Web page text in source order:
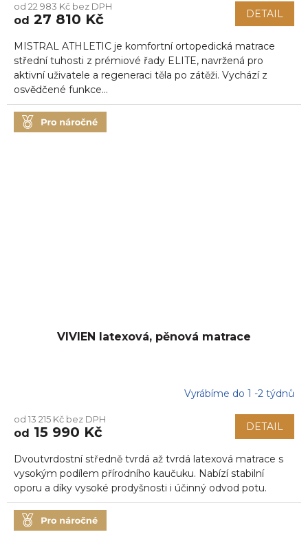
od 22 983 Kč bez DPH
od 27 810 Kč DETAIL
MISTRAL ATHLETIC je komfortní ortopedická matrace
střední tuhosti z prémiové řady ELITE, navržená pro
aktivní uživatele a regeneraci těla po zátěži. Vychází z
osvědčené funkce...
VIVIEN latexová, pěnová matrace
produktu
je
z
5
hvězdiček.
Vyrábíme do 1 -2 týdnů
od 13 215 Kč bez DPH
od 15 990 Kč DETAIL
Dvoutvrdostní středně tvrdá až tvrdá latexová matrace s
vysokým podílem přírodního kaučuku. Nabízí stabilní
oporu a díky vysoké prodyšnosti i účinný odvod potu.